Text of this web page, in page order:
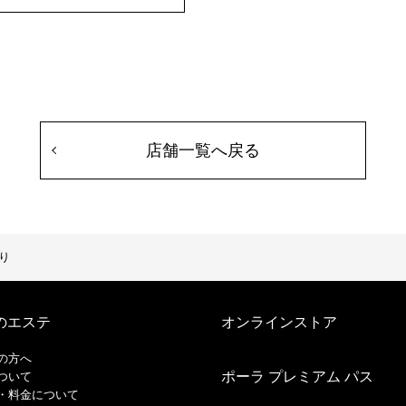
店舗一覧へ戻る
エステ
方へ
いて
料金について
オンラインストア
ポーラ プレミアム パス